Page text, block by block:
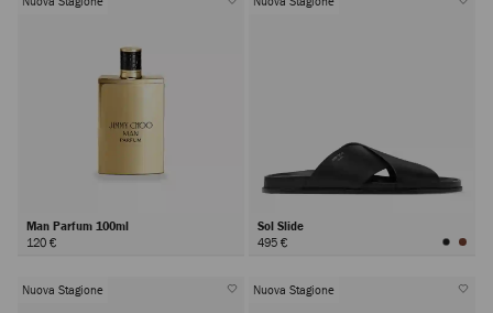
Man Parfum 100ml
120 €
Sol Slide
495 €
Nuova Stagione Nuova Stagione